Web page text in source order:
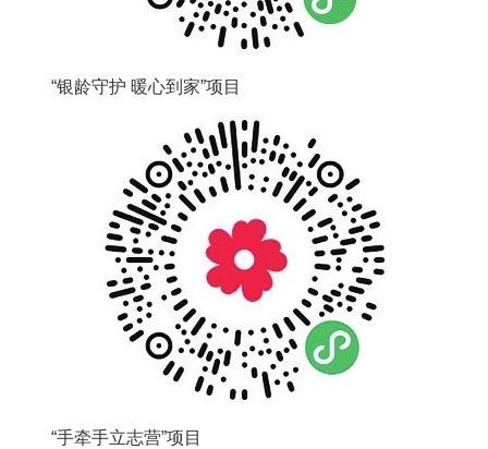
“银龄守护 暖心到家”项目
“手牵手立志营”项目